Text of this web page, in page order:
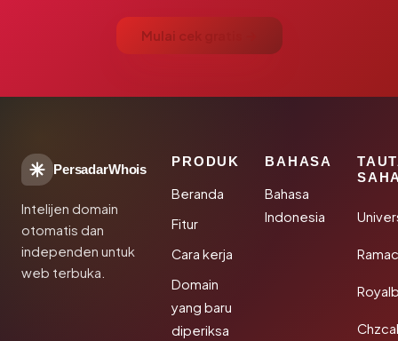
Mulai cek gratis →
PersadarWhois
Intelijen domain
otomatis dan
independen untuk
web terbuka.
PRODUK
Beranda
Fitur
Cara kerja
Domain
yang baru
diperiksa
BAHASA
Bahasa
Indonesia